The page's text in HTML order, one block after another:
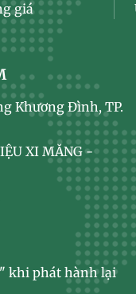
giá
Khương Đình, TP.
XI MĂNG -
khi phát hành lại